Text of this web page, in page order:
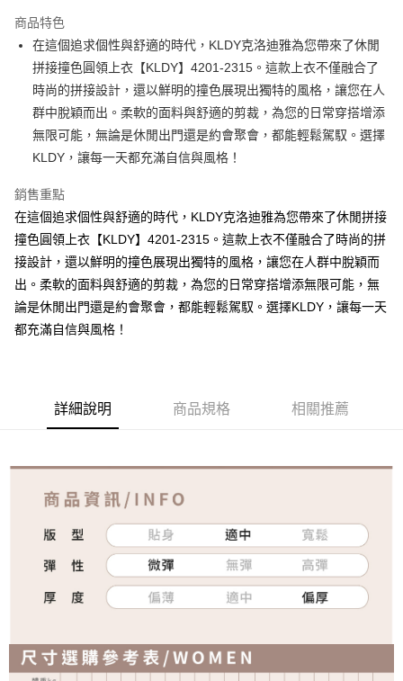
運送方式
全家取貨付款
免運費
付款後全家取貨
免運費
7-11取貨付款
免運費
付款後7-11取貨
免運費
宅配
免運費
商品特色
在這個追求個性與舒適的時代，KLDY克洛迪雅為您帶來了休閒
拼接撞色圓領上衣【KLDY】4201-2315。這款上衣不僅融合了
時尚的拼接設計，還以鮮明的撞色展現出獨特的風格，讓您在人
群中脫穎而出。柔軟的面料與舒適的剪裁，為您的日常穿搭增添
無限可能，無論是休閒出門還是約會聚會，都能輕鬆駕馭。選擇
KLDY，讓每一天都充滿自信與風格！
銷售重點
在這個追求個性與舒適的時代，KLDY克洛迪雅為您帶來了休閒拼接
撞色圓領上衣【KLDY】4201-2315。這款上衣不僅融合了時尚的拼
接設計，還以鮮明的撞色展現出獨特的風格，讓您在人群中脫穎而
出。柔軟的面料與舒適的剪裁，為您的日常穿搭增添無限可能，無
論是休閒出門還是約會聚會，都能輕鬆駕馭。選擇KLDY，讓每一天
都充滿自信與風格！
詳細說明 商品規格 相關推薦